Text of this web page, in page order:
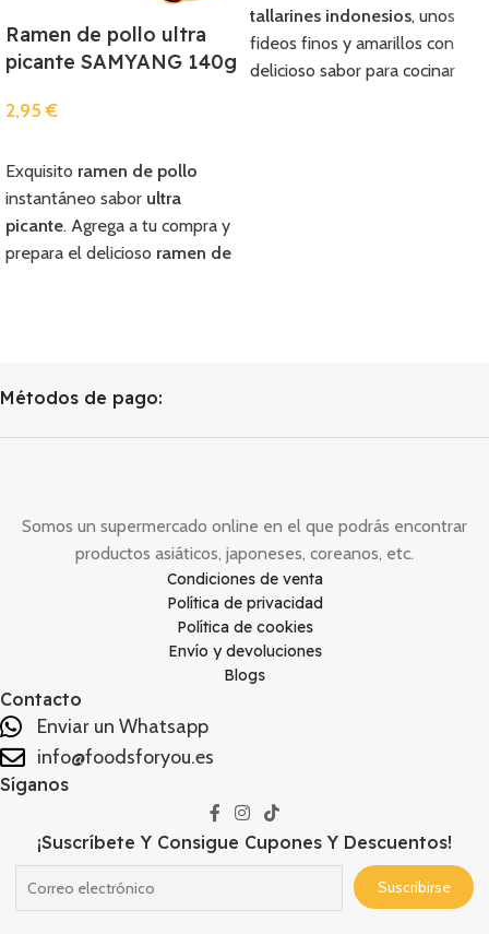
Ramen de pollo ultra
picante SAMYANG 140g
2,95€
Exquisito ramen de pollo
instantáneo sabor ultra
picante. Agrega a tu compra y
prepara el delicioso ramen de
tallarines indonesios, unos
fideos finos y amarillos con
delicioso sabor para cocinar
Métodos de pago:
Somos un supermercado online en el que podrás encontrar
productos asiáticos, japoneses, coreanos, etc.
Condiciones de venta
Política de privacidad
Política de cookies
Envío y devoluciones
Blogs
Contacto
Enviar un Whatsapp
info@foodsforyou.es
Síganos
¡Suscríbete Y Consigue Cupones Y Descuentos!